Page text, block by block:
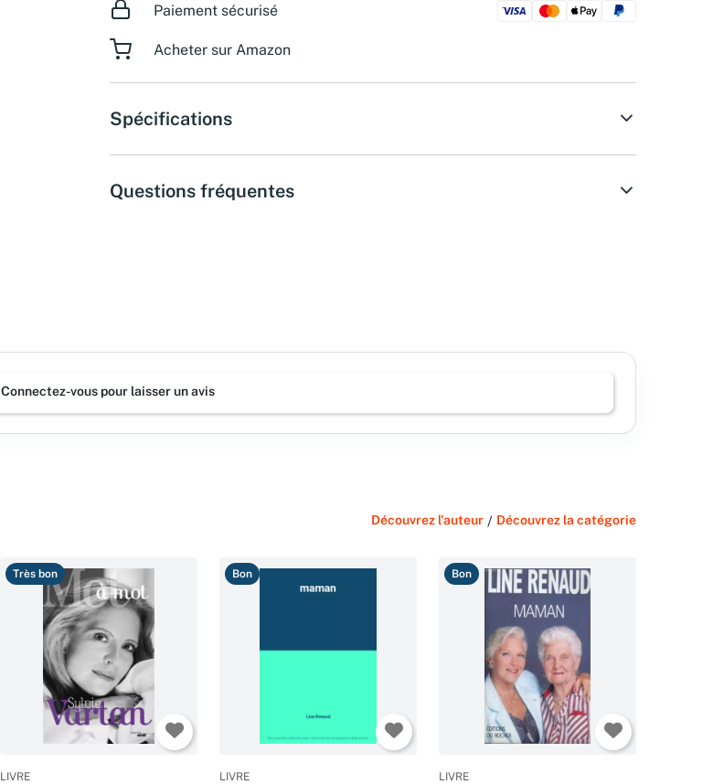
Paiement sécurisé
Acheter sur Amazon
Spécifications
Questions fréquentes
Connectez-vous pour laisser un avis
Découvrez l'auteur / Découvrez la catégorie
Très bon
LIVRE
Bon
LIVRE
Bon
LIVRE